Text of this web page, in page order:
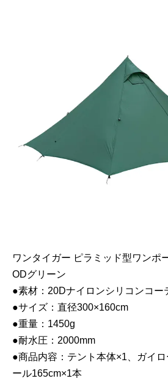
ワンタイガー ピラミッド型ワンポ
ODグリーン
●素材：20Dナイロンシリコンコー
●サイズ：直径300×160cm
●重量：1450g
●耐水圧：2000mm
●商品内容：テント本体×1、ガイ
ール165cm×1本